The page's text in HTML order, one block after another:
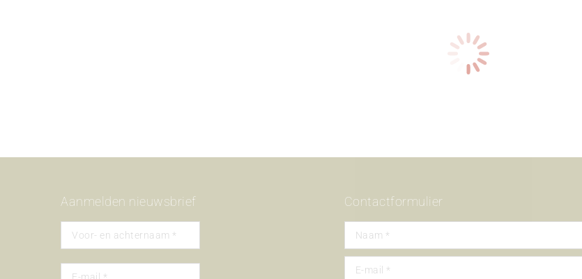
Aanmelden nieuwsbrief Contactformulier
Naam *
E-mail *